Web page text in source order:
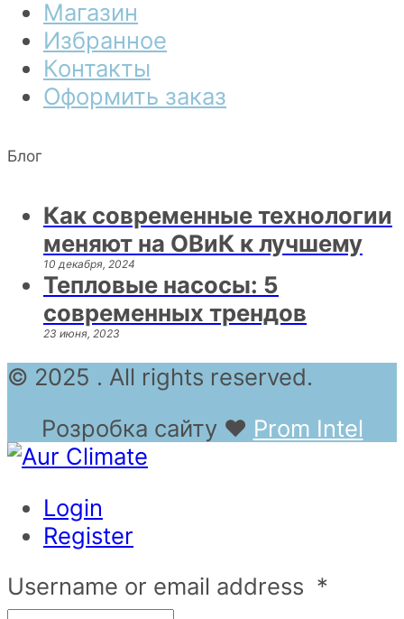
Магазин
Избранное
Контакты
Оформить заказ
Блог
Как современные технологии
меняют на ОВиК к лучшему
10 декабря, 2024
Тепловые насосы: 5
современных трендов
23 июня, 2023
© 2025 . All rights reserved.
Розробка сайту ❤ Prom Intel
Login
Register
Username or email address *